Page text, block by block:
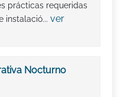
prácticas requeridas
instalació... ver
Nocturno